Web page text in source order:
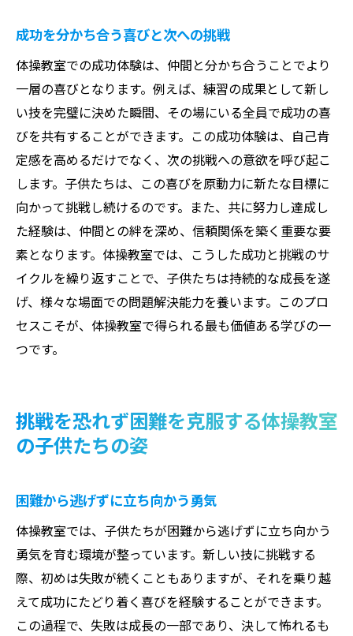
成功を分かち合う喜びと次への挑戦
体操教室での成功体験は、仲間と分かち合うことでより
一層の喜びとなります。例えば、練習の成果として新し
い技を完璧に決めた瞬間、その場にいる全員で成功の喜
びを共有することができます。この成功体験は、自己肯
定感を高めるだけでなく、次の挑戦への意欲を呼び起こ
します。子供たちは、この喜びを原動力に新たな目標に
向かって挑戦し続けるのです。また、共に努力し達成し
た経験は、仲間との絆を深め、信頼関係を築く重要な要
素となります。体操教室では、こうした成功と挑戦のサ
イクルを繰り返すことで、子供たちは持続的な成長を遂
げ、様々な場面での問題解決能力を養います。このプロ
セスこそが、体操教室で得られる最も価値ある学びの一
つです。
挑戦を恐れず困難を克服する体操教室
の子供たちの姿
困難から逃げずに立ち向かう勇気
体操教室では、子供たちが困難から逃げずに立ち向かう
勇気を育む環境が整っています。新しい技に挑戦する
際、初めは失敗が続くこともありますが、それを乗り越
えて成功にたどり着く喜びを経験することができます。
この過程で、失敗は成長の一部であり、決して怖れるも